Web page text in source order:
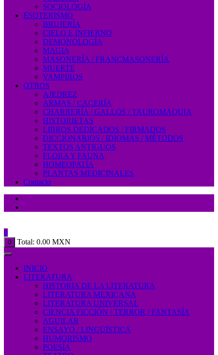
SOCIOLOGÍA
ESOTERISMO
BRUJERÍA
CIELO E INFIERNO
DEMONOLOGÍA
MAGIA
MASONERÍA / FRANCMASONERÍA
MUERTE
VAMPIROS
OTROS
AJEDREZ
ARMAS / CACERÍA
CHARRERÍA / GALLOS / TAUROMAQUIA
HISTORIETAS
LIBROS DEDICADOS / FIRMADOS
DICCIONARIOS / IDIOMAS / MÉTODOS
TEXTOS ANTIGUOS
FLORA Y FAUNA
HOMEOPATÍA
PLANTAS MEDICINALES
Contacto
0
0 Total: 0.00 MXN
INICIO
LITERATURA
HISTORIA DE LA LITERATURA
LITERATURA MEXICANA
LITERATURA UNIVERSAL
CIENCIA FICCIÓN / TERROR / FANTASÍA
AGUILAR
ENSAYO / LINGÜÍSTICA
HUMORISMO
POESÍA